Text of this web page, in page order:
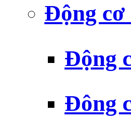
Động cơ
Động
Đông